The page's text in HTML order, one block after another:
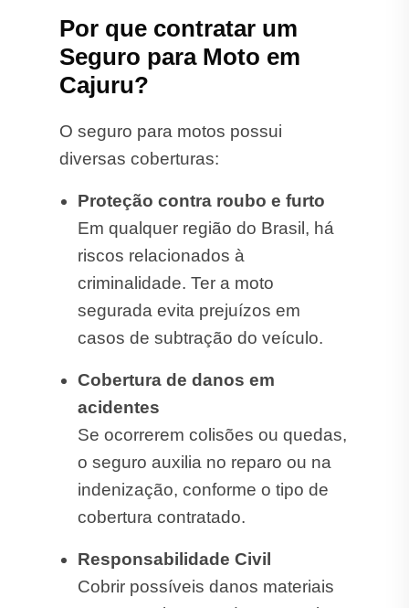
Por que contratar um
Seguro para Moto em
Cajuru?
O seguro para motos possui
diversas coberturas:
Proteção contra roubo e furto
Em qualquer região do Brasil, há
riscos relacionados à
criminalidade. Ter a moto
segurada evita prejuízos em
casos de subtração do veículo.
Cobertura de danos em
acidentes
Se ocorrerem colisões ou quedas,
o seguro auxilia no reparo ou na
indenização, conforme o tipo de
cobertura contratado.
Responsabilidade Civil
Cobrir possíveis danos materiais